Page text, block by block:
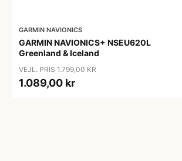
GARMIN NAVIONICS
GARMIN NAVIONICS+ NSEU620L
Greenland & Iceland
VEJL. PRIS 1.799,00 KR
1.089,00 kr